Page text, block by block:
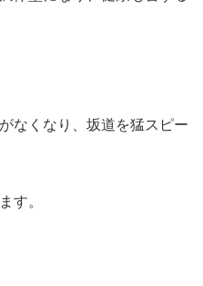
なくなり、坂道を猛スピー
す。